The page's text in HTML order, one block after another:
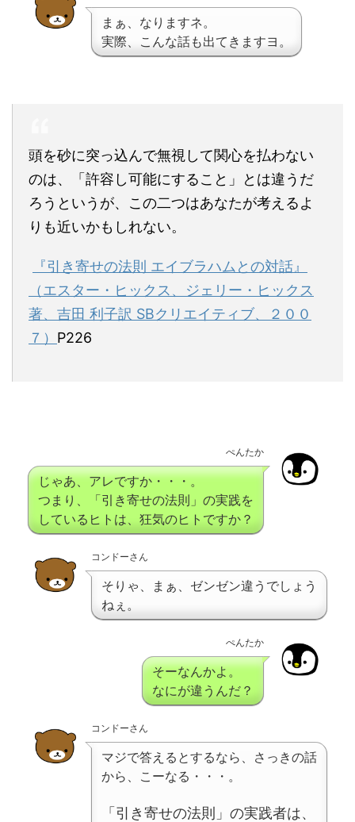
まぁ、なりますネ。
実際、こんな話も出てきますヨ。
頭を砂に突っ込んで無視して関心を払わない
のは、「許容し可能にすること」とは違うだ
ろうというが、この二つはあなたが考えるよ
りも近いかもしれない。
『引き寄せの法則 エイブラハムとの対話』
（エスター・ヒックス、ジェリー・ヒックス
著、吉田 利子訳 SBクリエイティブ、２００
７） P226
ぺんたか
じゃあ、アレですか・・・。
つまり、「引き寄せの法則」の実践を
しているヒトは、狂気のヒトですか？
コンドーさん
そりゃ、まぁ、ゼンゼン違うでしょう
ねぇ。
ぺんたか
そーなんかよ。
なにが違うんだ？
コンドーさん
マジで答えるとするなら、さっきの話
から、こーなる・・・。
「引き寄せの法則」の実践者は、